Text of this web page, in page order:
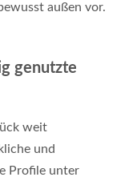
außen vor.
genutzte
weit
und
Profile unter